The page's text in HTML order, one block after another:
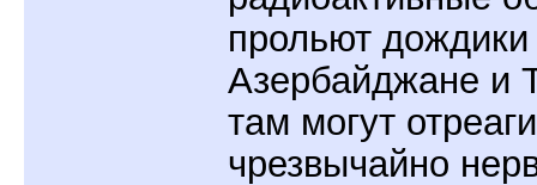
прольют дождики
Азербайджане и
там могут
чрезвычайно